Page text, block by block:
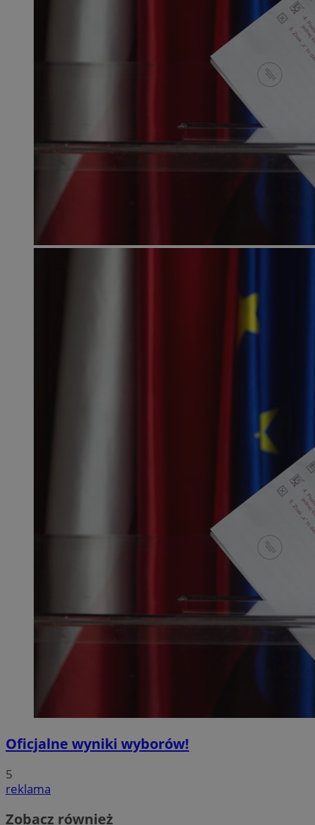
Oficjalne wyniki wyborów!
5
reklama
Zobacz również